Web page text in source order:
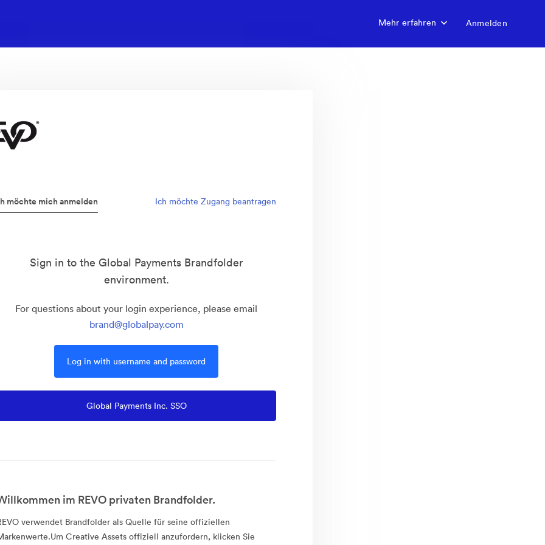
Mehr erfahren Anmelden
möchte mich anmelden Ich möchte Zugang beantragen
Sign in to the Global Payments Brandfolder
environment.
For questions about your login experience, please email
brand@globalpay.com
Global Payments Inc. SSO
Log in with username and password
im REVO privaten Brandfolder.
verwendet Brandfolder als Quelle für seine offiziellen
Creative Assets offiziell anzufordern, klicken Sie